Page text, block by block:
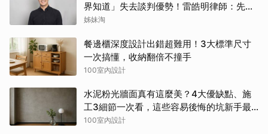
界知道」失去談判優勢！雷皓明律師：先守
住證據，才有選擇
姊妹淘
餐邊櫃深度設計出錯超難用！3大標準尺寸
一次搞懂，收納翻倍不撞手
100室內設計
水泥粉光牆面真有這麼美？4大優缺點、施
工3細節一次看，這些容易後悔的坑新手最
常踩
100室內設計